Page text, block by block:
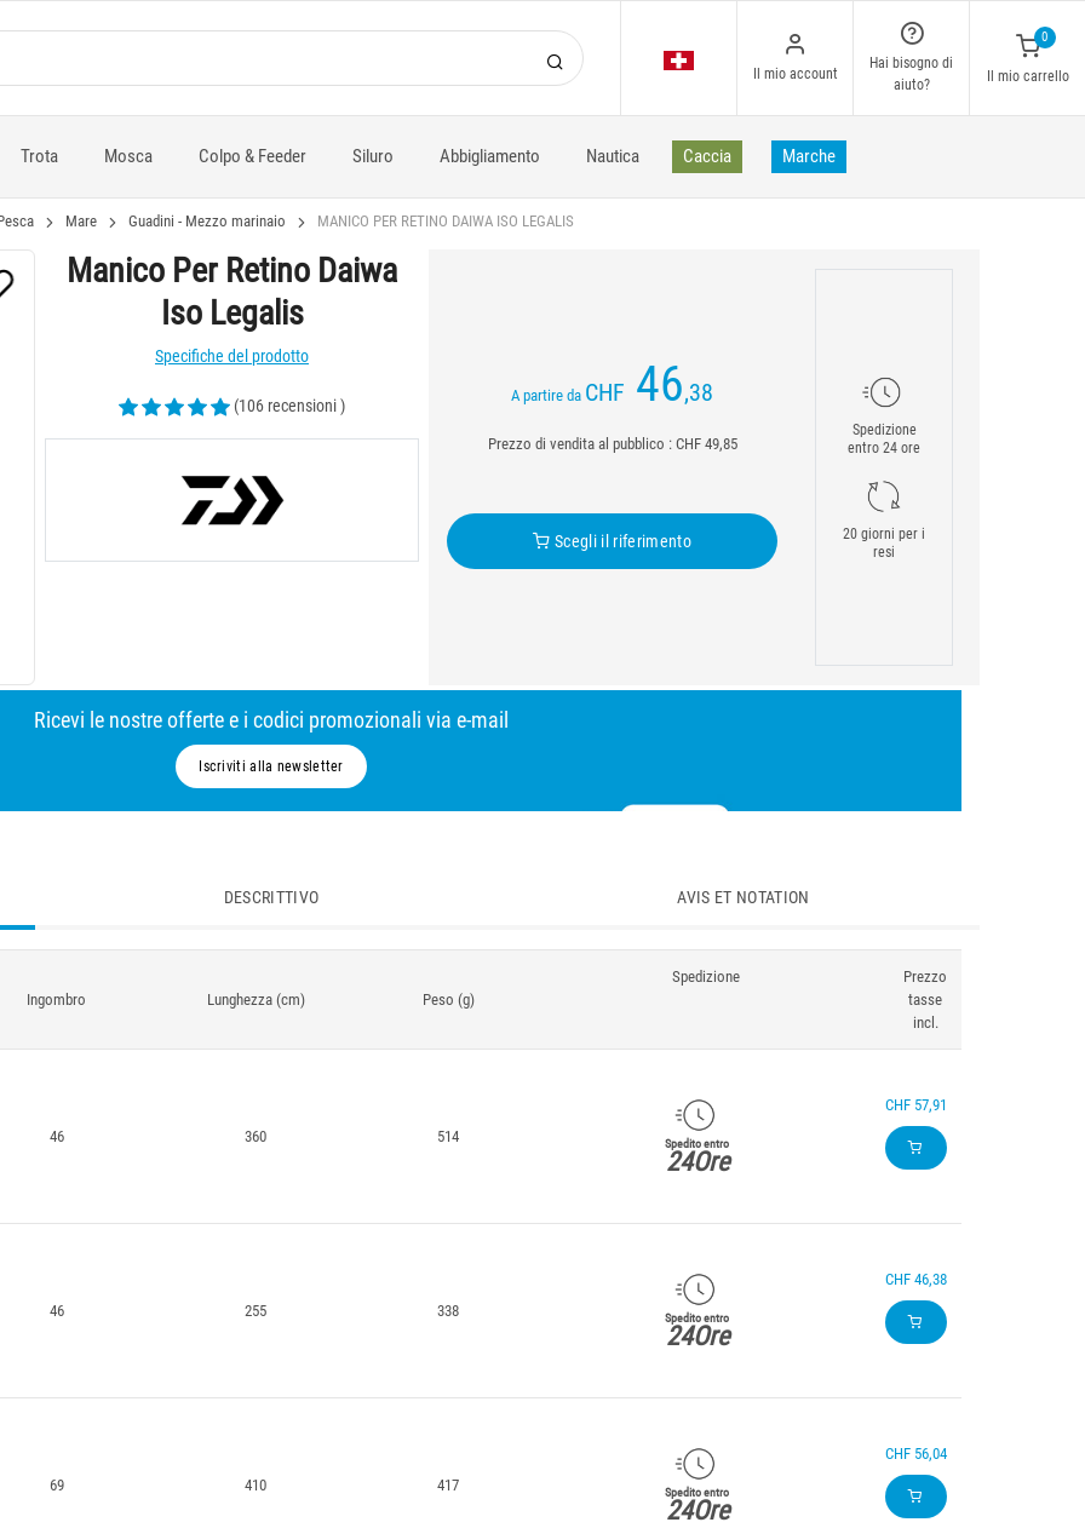
Il mio account
Hai bisogno di
aiuto?
0
Il mio carrello
Trota Mosca Colpo & Feeder Siluro Abbigliamento Nautica Caccia Marche
Mare Guadini - Mezzo marinaio MANICO PER RETINO DAIWA ISO LEGALIS
Manico Per Retino Daiwa
Iso Legalis
Specifiche del prodotto
(106 recensioni )
A partire da CHF 46,38
Prezzo di vendita al pubblico : CHF 49,85
Scegli il riferimento
Spedizione
entro 24 ore
20 giorni per i
resi
Ricevi le nostre offerte e i codici promozionali via e-mail
Iscriviti alla newsletter
DESCRITTIVO AVIS ET NOTATION
Ingombro Lunghezza (cm) Peso (g)
Spedizione
Prezzo
tasse
incl.
46 360 514 Spedito entro
24Ore
CHF 57,91
46 255 338 Spedito entro
24Ore
CHF 46,38
69 410 417 Spedito entro
24Ore
CHF 56,04